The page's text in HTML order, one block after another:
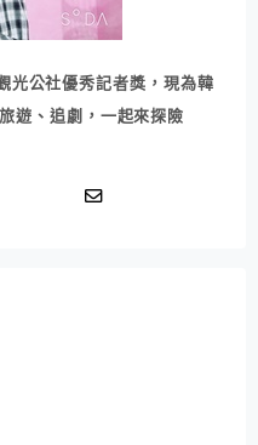
光公社優秀記者獎，現為韓
遊、追劇，一起來探險